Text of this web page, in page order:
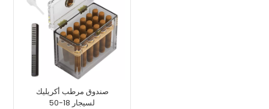
صندوق مرطب أكريليك
لسيجار 18-50